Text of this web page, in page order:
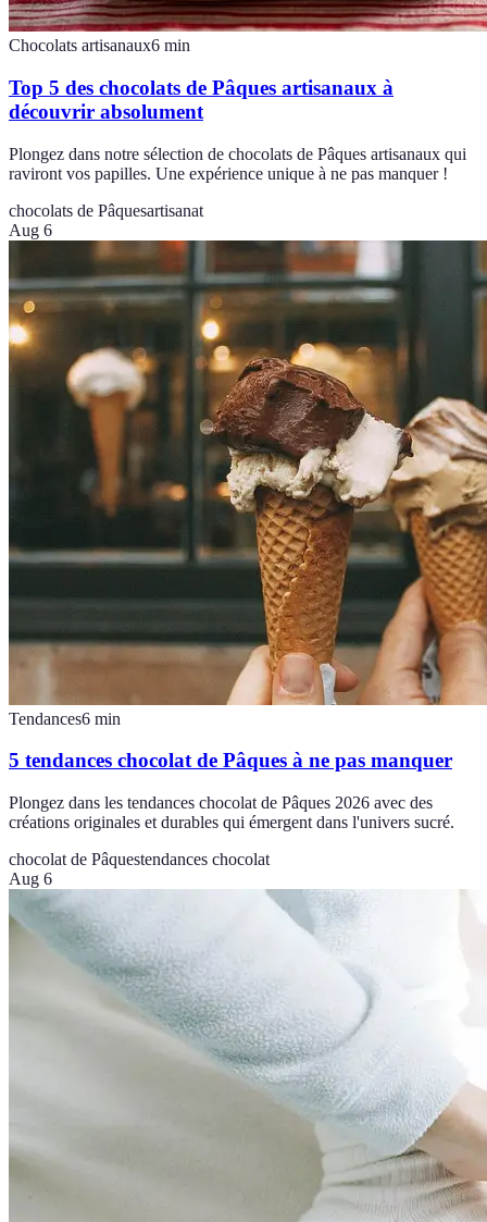
Chocolats artisanaux6 min
Top 5 des chocolats de Pâques artisanaux à
découvrir absolument
Plongez dans notre sélection de chocolats de Pâques artisanaux qui
raviront vos papilles. Une expérience unique à ne pas manquer !
chocolats de Pâquesartisanat
Aug 6
Tendances6 min
5 tendances chocolat de Pâques à ne pas manquer
Plongez dans les tendances chocolat de Pâques 2026 avec des
créations originales et durables qui émergent dans l'univers sucré.
chocolat de Pâquestendances chocolat
Aug 6